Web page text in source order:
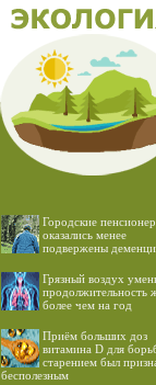
Городские
оказались менее
подвержены
Грязный воздух
продолжительность
более чем на год
Приём больших доз
витамина D для
старением был
бесполезным